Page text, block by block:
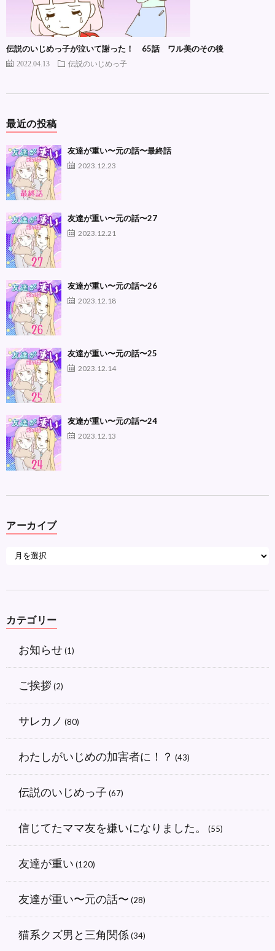
伝説のいじめっ子が泣いて謝った！ 65話 ワル美のその後
2022.04.13 伝説のいじめっ子
最近の投稿
友達が重い〜元の話〜最終話
2023.12.23
友達が重い〜元の話〜27
2023.12.21
友達が重い〜元の話〜26
2023.12.18
友達が重い〜元の話〜25
2023.12.14
友達が重い〜元の話〜24
2023.12.13
アーカイブ
カテゴリー
お知らせ(1)
ご挨拶(2)
サレカノ (80)
わたしがいじめの加害者に！？ (43)
伝説のいじめっ子 (67)
信じてたママ友を嫌いになりました。 (55)
友達が重い (120)
友達が重い〜元の話〜 (28)
猫系クズ男と三角関係 (34)